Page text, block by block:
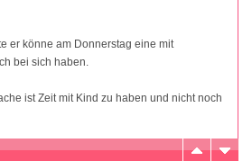
er könne am Donnerstag eine mit
bei sich haben.
ist Zeit mit Kind zu haben und nicht noch